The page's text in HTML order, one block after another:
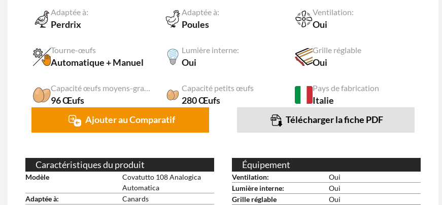
Adaptée à:
Perdrix
Adaptée à:
Poules
Ventilation:
Oui
Tourne-œufs
Automatique + Manuel
Lumière interne:
Oui
Grille réglable
Oui
Capacité œufs moyens-grands
96 Œufs
Capacité petits œufs
280 Œufs
Pays de fabrication
Italie
Ajouter au Comparatif Télécharger la fiche PDF
Caractéristiques du produit
Modèle
Covatutto 108 Analogica
Automatica
Adaptée à:
Canards
Équipement
Ventilation:
Oui
Lumière interne:
Oui
Grille réglable
Oui